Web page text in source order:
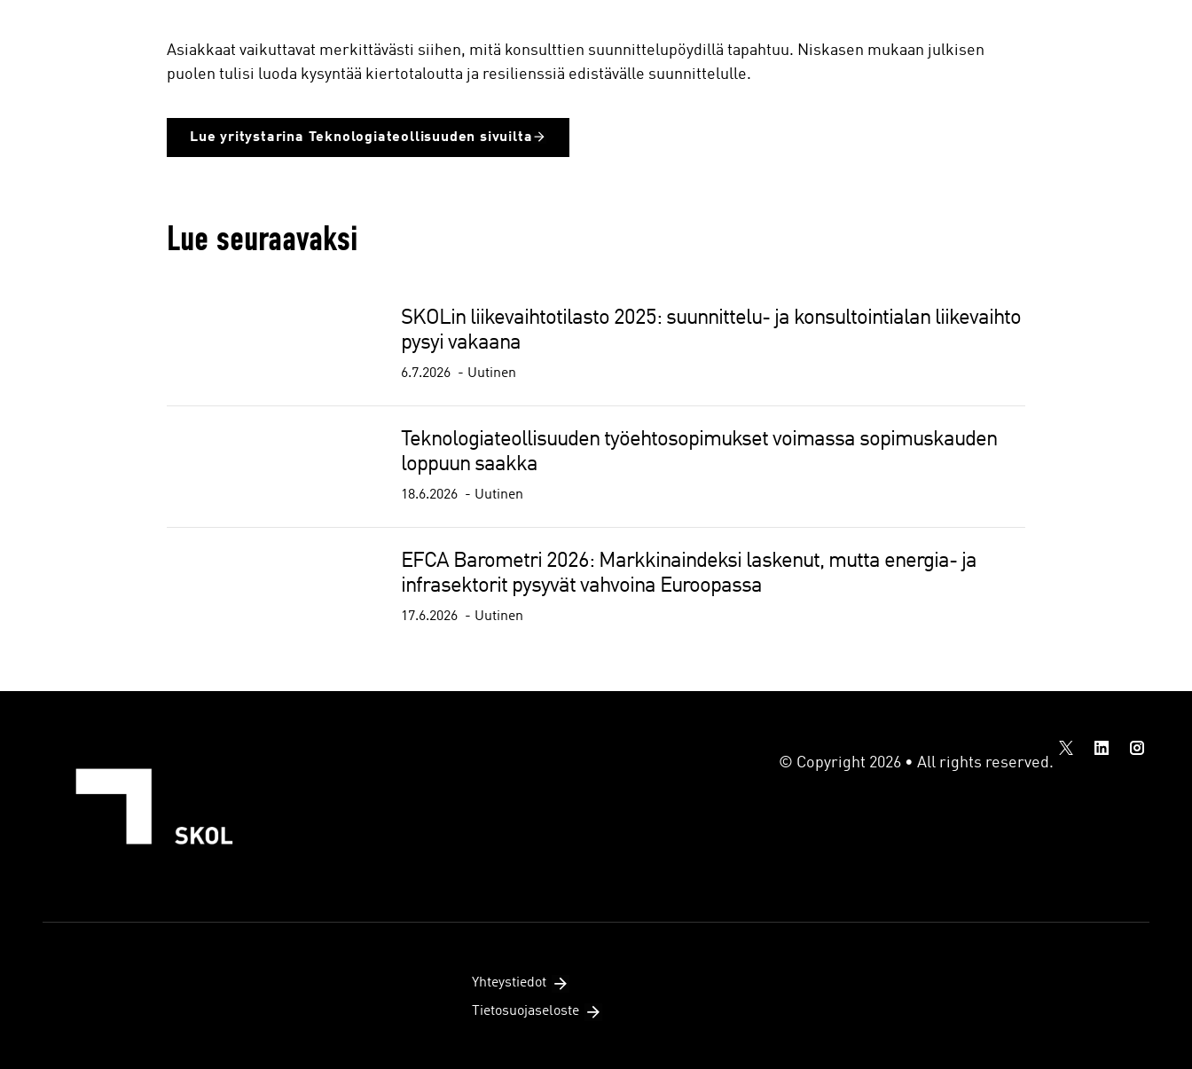
Asiakkaat vaikuttavat merkittävästi siihen, mitä konsulttien suunnittelupöydillä tapahtuu. Niskasen mukaan julkisen
puolen tulisi luoda kysyntää kiertotaloutta ja resilienssiä edistävälle suunnittelulle.
Lue yritystarina Teknologiateollisuuden sivuilta
Lue seuraavaksi
SKOLin liikevaihtotilasto 2025: suunnittelu- ja konsultointialan liikevaihto
pysyi vakaana
6.7.2026 Uutinen
Teknologiateollisuuden työehtosopimukset voimassa sopimuskauden
loppuun saakka
18.6.2026 Uutinen
EFCA Barometri 2026: Markkinaindeksi laskenut, mutta energia- ja
infrasektorit pysyvät vahvoina Euroopassa
17.6.2026 Uutinen
© Copyright 2026 • All rights reserved.
Yhteystiedot
Tietosuojaseloste